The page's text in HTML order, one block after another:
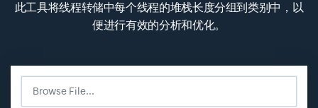
此工具将线程转储中每个线程的堆栈长度分组到类别中，以
便进行有效的分析和优化。
Browse File...